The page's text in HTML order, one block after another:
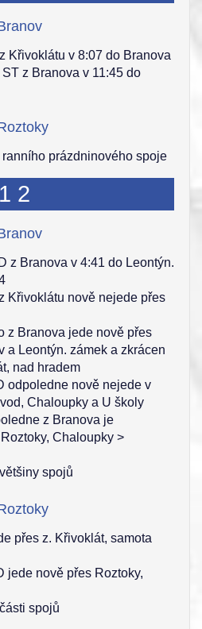
Křivoklátu v 8:07 do Branova
z Branova v 11:45 do
prázdninového spoje
z Branova v 4:41 do Leontýn.
Křivoklátu nově nejede přes
z Branova jede nově přes
a Leontýn. zámek a zkrácen
nad hradem
odpoledne nově nejede v
Chaloupky a U školy
z Branova je
Chaloupky >
spojů
přes z. Křivoklát, samota
jede nově přes Roztoky,
spojů